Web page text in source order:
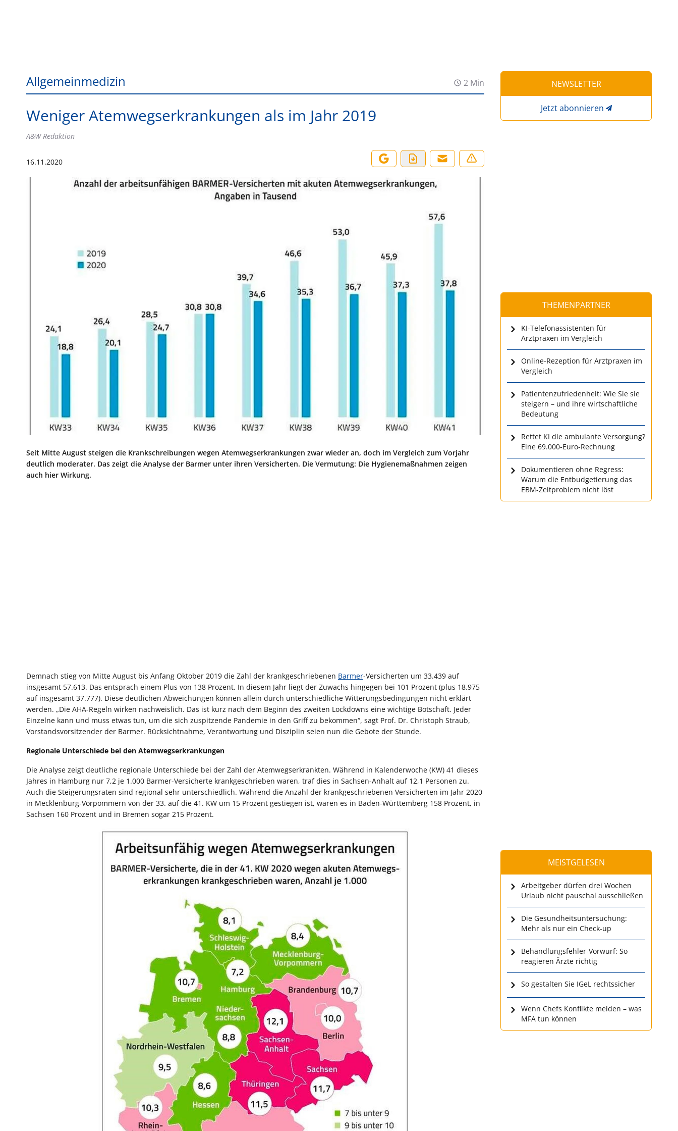
Allgemeinmedizin 2 Min
Weniger Atemwegserkrankungen als im Jahr 2019
A&W Redaktion
16.11.2020
Seit Mitte August steigen die Krankschreibungen wegen Atemwegserkrankungen zwar wieder an, doch im Vergleich zum Vorjahr
deutlich moderater. Das zeigt die Analyse der Barmer unter ihren Versicherten. Die Vermutung: Die Hygienemaßnahmen zeigen
auch hier Wirkung.
Demnach stieg von Mitte August bis Anfang Oktober 2019 die Zahl der krankgeschriebenen Barmer-Versicherten um 33.439 auf
insgesamt 57.613. Das entsprach einem Plus von 138 Prozent. In diesem Jahr liegt der Zuwachs hingegen bei 101 Prozent (plus 18.975
auf insgesamt 37.777). Diese deutlichen Abweichungen können allein durch unterschiedliche Witterungsbedingungen nicht erklärt
werden. „Die AHA-Regeln wirken nachweislich. Das ist kurz nach dem Beginn des zweiten Lockdowns eine wichtige Botschaft. Jeder
Einzelne kann und muss etwas tun, um die sich zuspitzende Pandemie in den Griff zu bekommen“, sagt Prof. Dr. Christoph Straub,
Vorstandsvorsitzender der Barmer. Rücksichtnahme, Verantwortung und Disziplin seien nun die Gebote der Stunde.
Regionale Unterschiede bei den Atemwegserkrankungen
Die Analyse zeigt deutliche regionale Unterschiede bei der Zahl der Atemwegserkrankten. Während in Kalenderwoche (KW) 41 dieses
Jahres in Hamburg nur 7,2 je 1.000 Barmer-Versicherte krankgeschrieben waren, traf dies in Sachsen-Anhalt auf 12,1 Personen zu.
Auch die Steigerungsraten sind regional sehr unterschiedlich. Während die Anzahl der krankgeschriebenen Versicherten im Jahr 2020
in Mecklenburg-Vorpommern von der 33. auf die 41. KW um 15 Prozent gestiegen ist, waren es in Baden-Württemberg 158 Prozent, in
Sachsen 160 Prozent und in Bremen sogar 215 Prozent.
NEWSLETTER
Jetzt abonnieren
THEMENPARTNER
KI-Telefonassistenten für
Arztpraxen im Vergleich
Online-Rezeption für Arztpraxen im
Vergleich
Patientenzufriedenheit: Wie Sie sie
steigern – und ihre wirtschaftliche
Bedeutung
Rettet KI die ambulante Versorgung?
Eine 69.000-Euro-Rechnung
Dokumentieren ohne Regress:
Warum die Entbudgetierung das
EBM-Zeitproblem nicht löst
MEISTGELESEN
Arbeitgeber dürfen drei Wochen
Urlaub nicht pauschal ausschließen
Die Gesundheitsuntersuchung:
Mehr als nur ein Check-up
Behandlungsfehler-Vorwurf: So
reagieren Ärzte richtig
So gestalten Sie IGeL rechtssicher
Wenn Chefs Konflikte meiden – was
MFA tun können